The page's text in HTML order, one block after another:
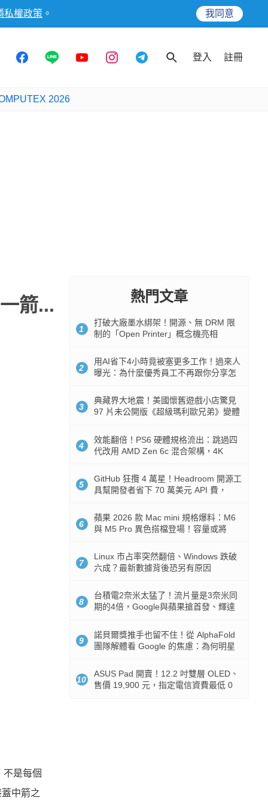
私權政策 。 我同意
登入 註冊
2026
箭...
不是每個
中箭之
熱門文章
1
打破大廠墨水綁架！開源、無 DRM 限
制的「Open Printer」概念機亮相
2
用AI省下4小時竟被塞更多工作！過來人
曝光：為什麼優秀員工不再跟你分享怎
3
典藏界大地震！美國懷舊遊戲小店驚見
97 片未公開版《超級瑪利歐兄弟》變體
4
效能翻倍！PS6 硬體規格流出：跳過四
代改用 AMD Zen 6c 混合架構，4K
5
GitHub 狂攬 4 萬星！Headroom 開源工
具幫開發者省下 70 萬美元 API 費，
6
蘋果 2026 款 Mac mini 規格爆料：M6
與 M5 Pro 異色搭檔登場！容量或將
7
Linux 市占率突然翻倍、Windows 跌破
六成？最新數據背後恐另有原因
8
台積電2奈米太猛了！流片量是3奈米同
期的4倍，Google與蘋果搶首發、輝達
9
諾貝爾獎推手也留不住！從 AlphaFold
團隊解體看 Google 的焦慮：為何明星
10
ASUS Pad 開賣！12.2 吋雙層 OLED、
售價 19,900 元，指定電信資費最低 0